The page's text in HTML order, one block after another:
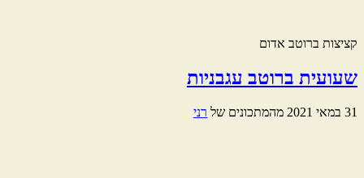
קציצות ברוטב אדום
שעועית ברוטב עגבניות
31 במאי 2021 מהמתכונים של רני